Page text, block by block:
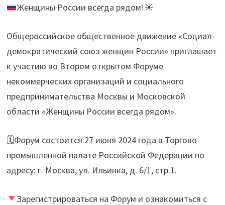
Женщины России всегда рядом!☀
Общероссийское общественное движение «Социал-
демократический союз женщин России» приглашает
к участию во Втором открытом Форуме
некоммерческих организаций и социального
предпринимательства Москвы и Московской
области «Женщины России всегда рядом».
🗓Форум состоится 27 июня 2024 года в Торгово-
промышленной палате Российской Федерации по
адресу: г. Москва, ул. Ильинка, д. 6/1, стр.1.
Зарегистрироваться на Форум и ознакомиться с